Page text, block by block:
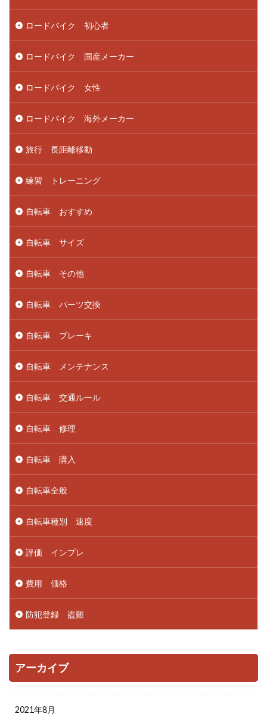
ロードバイク 初心者
ロードバイク 国産メーカー
ロードバイク 女性
ロードバイク 海外メーカー
旅行 長距離移動
練習 トレーニング
自転車 おすすめ
自転車 サイズ
自転車 その他
自転車 パーツ交換
自転車 ブレーキ
自転車 メンテナンス
自転車 交通ルール
自転車 修理
自転車 購入
自転車全般
自転車種別 速度
評価 インプレ
費用 価格
防犯登録 盗難
アーカイブ
2021年8月